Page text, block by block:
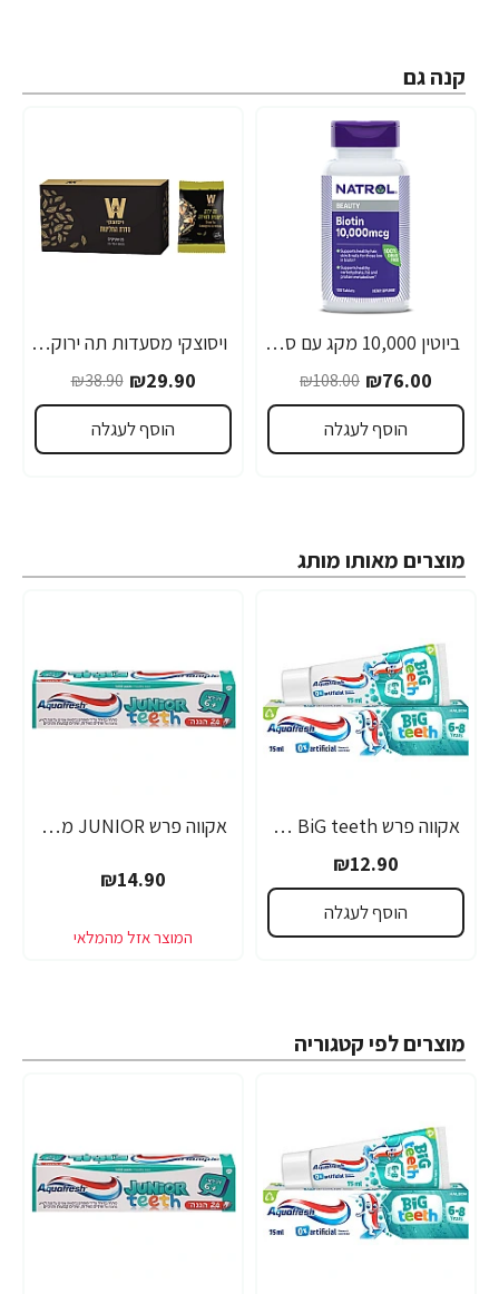
קנה גם
-30%
ביוטין 10,000 מקג עם סידן - 100 טבליות מבית NATROL
₪76.00
₪108.00
הוסף לעגלה
-23%
ויסוצקי מסעדות תה ירוק לימונית ולואיזה 25 שקיקים - הסדרה השחורה
₪29.90
₪38.90
הוסף לעגלה
מוצרים מאותו מותג
אקווה פרש BiG teeth משחת שיניים לילדים לגילאי 6-8 שנים - 50 מ"ל
₪12.90
הוסף לעגלה
אקווה פרש JUNIOR משחת שיניים לילדים +6 - 50 מ"ל
₪14.90
מוצרים לפי קטגוריה